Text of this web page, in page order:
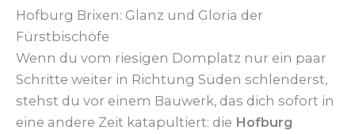
Hofburg Brixen: Glanz und Gloria der
Fürstbischöfe
Wenn du vom riesigen Domplatz nur ein paar
Schritte weiter in Richtung Süden schlenderst,
stehst du vor einem Bauwerk, das dich sofort in
eine andere Zeit katapultiert: die Hofburg